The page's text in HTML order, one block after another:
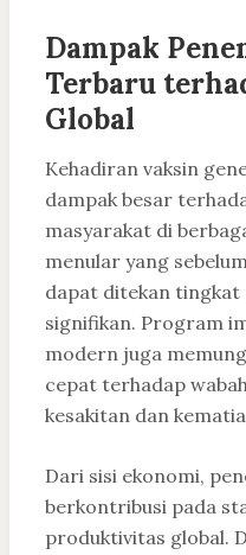
Dampak
Terbaru
Global
Kehadiran vaksin
dampak besar
masyarakat di
menular yang
dapat ditekan tingkat
signifikan. Program
modern juga
cepat terhadap
kesakitan dan
Dari sisi ekonomi,
berkontribusi pada
produktivitas global.